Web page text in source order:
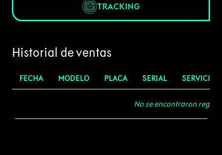
TRACKING
Historial de ventas
FECHA MODELO PLACA SERIAL SERVICIO
No se encontraron